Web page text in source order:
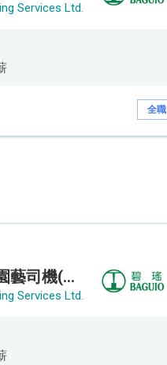
Services Ltd.
全職
5.5噸貨車兼園藝司機(港九新界)
Services Ltd.